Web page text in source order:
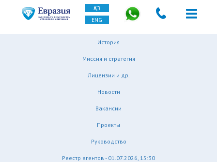
ҚАЗ
ENG
История
Миссия и стратегия
Лицензии и др.
Новости
Вакансии
Проекты
Руководство
Реестр агентов - 01.07.2026, 15:30